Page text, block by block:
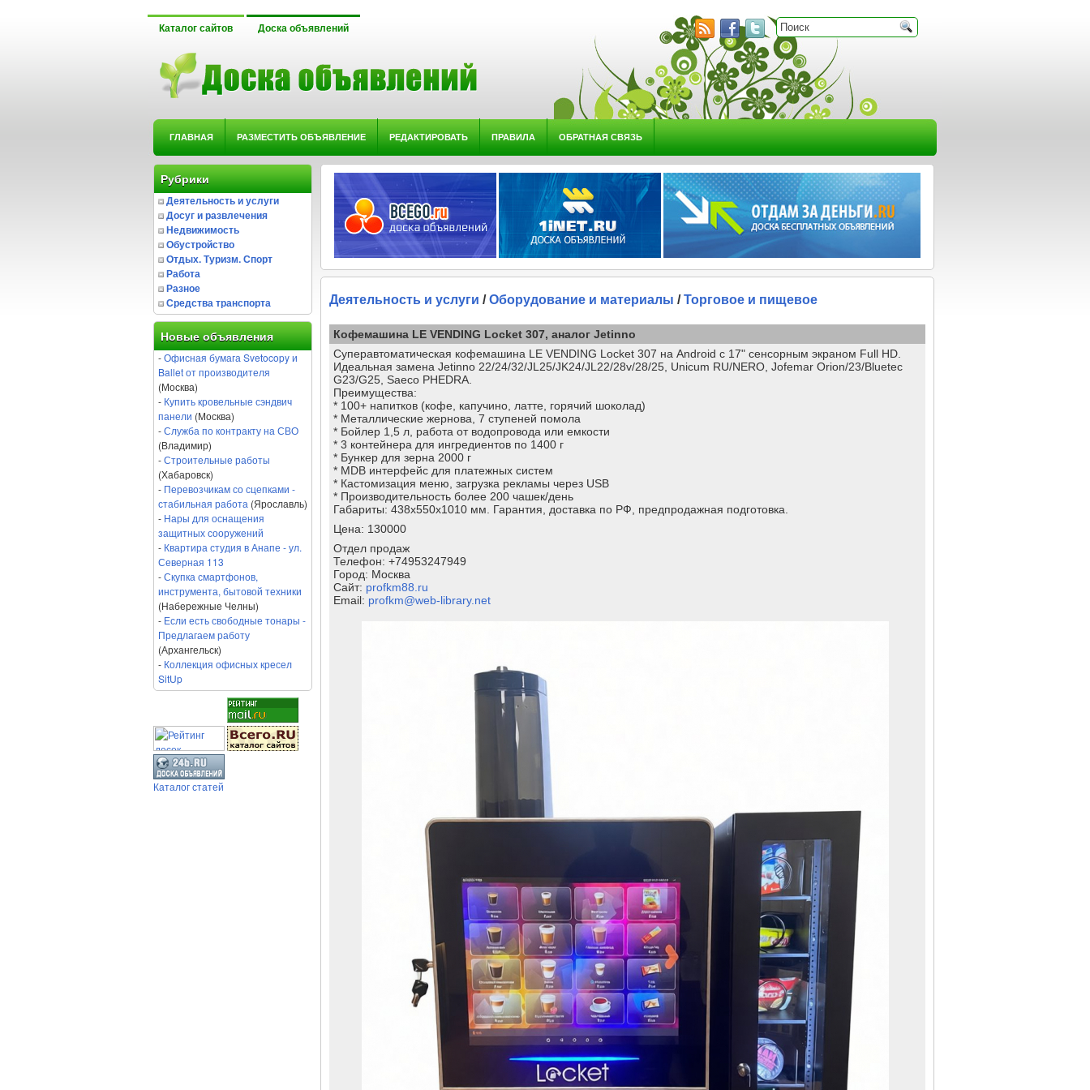
Каталог сайтов Доска объявлений
ГЛАВНАЯ РАЗМЕСТИТЬ ОБЪЯВЛЕНИЕ РЕДАКТИРОВАТЬ ПРАВИЛА ОБРАТНАЯ СВЯЗЬ
Рубрики
Деятельность и услуги
Досуг и развлечения
Недвижимость
Обустройство
Отдых. Туризм. Спорт
Работа
Разное
Средства транспорта
Новые объявления
-Офисная бумага Svetocopy и
Ballet от производителя
(Москва)
- Купить кровельные сэндвич
панели (Москва)
-Служба по контракту на СВО
(Владимир)
-Строительные работы
(Хабаровск)
- Перевозчикам со сцепками -
стабильная работа (Ярославль)
- Нары для оснащения
защитных сооружений
- Квартира студия в Анапе - ул.
Северная 113
-Скупка смартфонов,
инструмента, бытовой техники
(Набережные Челны)
- Если есть свободные тонары -
Предлагаем работу
(Архангельск)
- Коллекция офисных кресел
SitUp
Каталог статей
Деятельность и услуги /Оборудование и материалы /Торговое и пищевое
Кофемашина LE VENDING Locket 307, аналог Jetinno
Суперавтоматическая кофемашина LE VENDING Locket 307 на Android с 17" сенсорным экраном Full HD.
Идеальная замена Jetinno 22/24/32/JL25/JK24/JL22/28v/28/25, Unicum RU/NERO, Jofemar Orion/23/Bluetec
G23/G25, Saeco PHEDRA.
Преимущества:
* 100+ напитков (кофе, капучино, латте, горячий шоколад)
* Металлические жернова, 7 ступеней помола
* Бойлер 1,5 л, работа от водопровода или емкости
* 3 контейнера для ингредиентов по 1400 г
* Бункер для зерна 2000 г
* MDB интерфейс для платежных систем
* Кастомизация меню, загрузка рекламы через USB
* Производительность более 200 чашек/день
Габариты: 438x550x1010 мм. Гарантия, доставка по РФ, предпродажная подготовка.
Цена: 130000
Отдел продаж
Телефон: +74953247949
Город: Москва
Сайт: profkm88.ru
Email: profkm@web-library.net